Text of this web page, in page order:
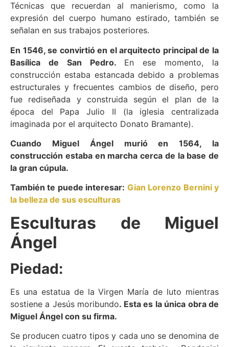
Técnicas que recuerdan al manierismo, como la
expresión del cuerpo humano estirado, también se
señalan en sus trabajos posteriores.
En 1546, se convirtió en el arquitecto principal de la
Basílica de San Pedro. En ese momento, la
construcción estaba estancada debido a problemas
estructurales y frecuentes cambios de diseño, pero
fue rediseñada y construida según el plan de la
época del Papa Julio II (la iglesia centralizada
imaginada por el arquitecto Donato Bramante).
Cuando Miguel Ángel murió en 1564, la
construcción estaba en marcha cerca de la base de
la gran cúpula.
También te puede interesar: Gian Lorenzo Bernini y
la belleza de sus esculturas
Esculturas de Miguel
Ángel
Piedad:
Es una estatua de la Virgen María de luto mientras
sostiene a Jesús moribundo. Esta es la única obra de
Miguel Ángel con su firma.
Se producen cuatro tipos y cada uno se denomina de